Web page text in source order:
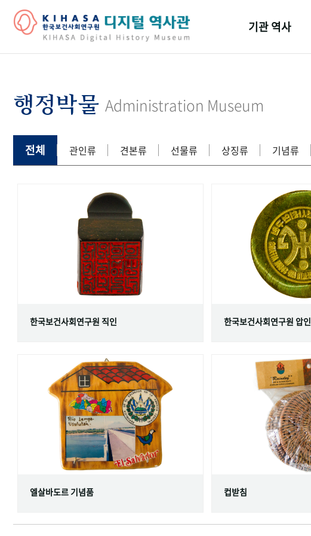
기관 역사
연구원 사람들
행정박물 Administration Museum
전체 관인류 견본류 선물류 상징류 기념류
한국보건사회연구원 직인 한국보건사회연구원 압인
엘살바도르 기념품 컵받침